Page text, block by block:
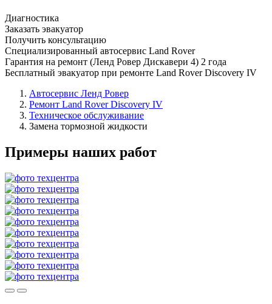
Диагностика
Заказать эвакуатор
Получить консультацию
Специализированный автосервис Land Rover
Гарантия на ремонт (Ленд Ровер Дискавери 4) 2 года
Бесплатный эвакуатор при ремонте Land Rover Discovery IV
Автосервис Ленд Ровер
Ремонт Land Rover Discovery IV
Техническое обслуживание
Замена тормозной жидкости
Примеры наших работ